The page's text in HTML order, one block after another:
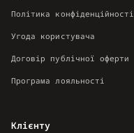
Політика конфіденційності
Угода користувача
Договір публічної оферти
Програма лояльності
Клієнту